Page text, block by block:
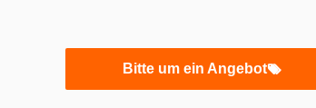
Bitte um ein Angebot